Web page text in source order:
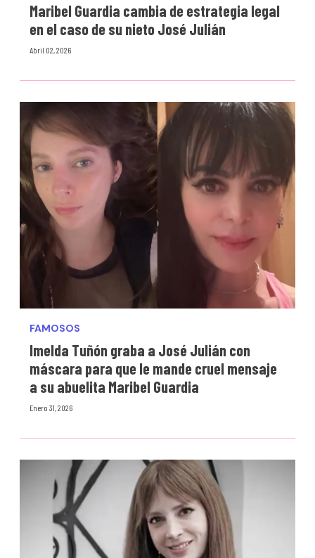
Maribel Guardia cambia de estrategia legal
en el caso de su nieto José Julián
Abril 02, 2026
FAMOSOS
Imelda Tuñón graba a José Julián con
máscara para que le mande cruel mensaje
a su abuelita Maribel Guardia
Enero 31, 2026